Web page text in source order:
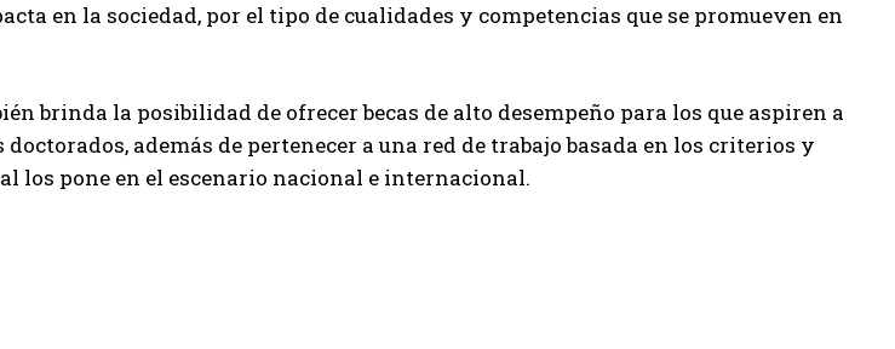
en la sociedad, por el tipo de cualidades y competencias que se promueven en
brinda la posibilidad de ofrecer becas de alto desempeño para los que aspiren a
además de pertenecer a una red de trabajo basada en los criterios y
los pone en el escenario nacional e internacional.